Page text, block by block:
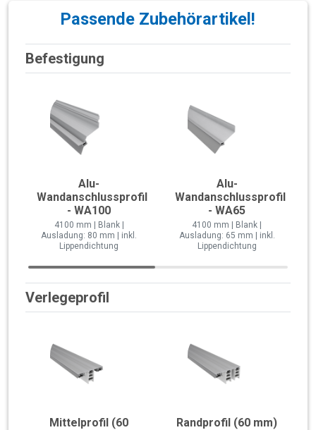
Passende Zubehörartikel!
Befestigung
Alu-
Wandanschlussprofil
- WA100
4100 mm | Blank |
Ausladung: 80 mm | inkl.
Lippendichtung
Alu-
Wandanschlussprofil
- WA65
4100 mm | Blank |
Ausladung: 65 mm | inkl.
Lippendichtung
Verlegeprofil
Mittelprofil (60
Randprofil (60 mm)